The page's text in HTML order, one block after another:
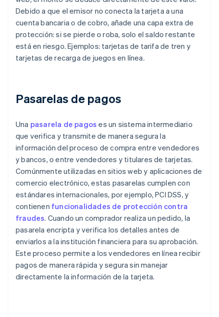
Debido a que el emisor no conecta la tarjeta a una
cuenta bancaria o de cobro, añade una capa extra de
protección: si se pierde o roba, solo el saldo restante
está en riesgo. Ejemplos: tarjetas de tarifa de tren y
tarjetas de recarga de juegos en línea.
Pasarelas de pagos
Una pasarela de pagos es un sistema intermediario
que verifica y transmite de manera segura la
información del proceso de compra entre vendedores
y bancos, o entre vendedores y titulares de tarjetas.
Comúnmente utilizadas en sitios web y aplicaciones de
comercio electrónico, estas pasarelas cumplen con
estándares internacionales, por ejemplo, PCI DSS, y
contienen funcionalidades de protección contra
fraudes. Cuando un comprador realiza un pedido, la
pasarela encripta y verifica los detalles antes de
enviarlos a la institución financiera para su aprobación.
Este proceso permite a los vendedores en línea recibir
pagos de manera rápida y segura sin manejar
directamente la información de la tarjeta.